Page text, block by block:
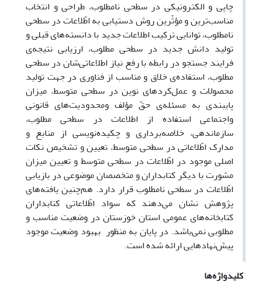
چاپی و الکترونیکی در سطحی نامطلوب، طراحی و انتخاب
مناسب‌ترین و مؤثّرین روش دستیابی به اطّلاعات در سطحی
نامطلوب، توانایی ترکیب اطلاعات جدید با دانسته‌های قبلی و
تولید دانش جدید در سطحی مطلوب، ارزیابی نتیجه‌ی
فرایند جستجو در رابطه با رفع نیاز اطلاعاتی‌شان در سطحی
مطلوب، استفاده‌ی خلاق و مناسب از فناوری در جهت تولید
محصولات و عمل‌کردهای نوین در سطحی متوسط، میزان
پایبندی به مسئله‌ی حقّ مؤلف ومحدودیت‌های قانونی
واجتماعی استفاده از اطلاعات در سطحی مطلوب،
سازماندهی، خلاصه‌برداری و چکیده‌نویسی از منابع و
مدارک اطّلاعاتی در سطحی متوسط، تعیین و تشخیص نکات
اصلی موجود در اطّلاعات در سطحی متوسط و تعیین میزان
مشورت با دیگر کتابداران و متخصصان موضوعی در بازیابی
اطّلاعات در سطحی نامطلوب قرار دارد. هم‌چنین یافته‌های
پژوهش نشان می‌دهند که سواد اطّلاعاتی کتابداران
کتابخانه‌های عمومی استان خوزستان در وضعیت مناسب و
مطلوبی نمی‌باشد. در پایان به منظور بهبود وضعیت موجود
پیش‌نهاد‌‌هایی ارائه شده است.
کلیدواژه‌ها